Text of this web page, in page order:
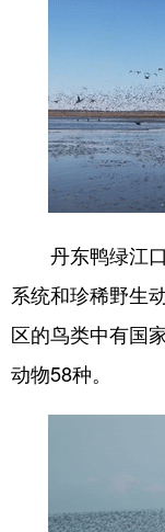
Русский язык
Deutsch
丹东鸭绿江口
系统和珍稀野生
区的鸟类中有国
动物58种。